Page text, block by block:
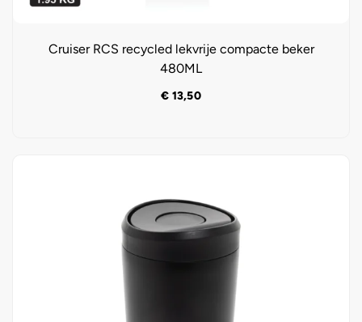
Cruiser RCS recycled lekvrije compacte beker
480ML
€ 13,50